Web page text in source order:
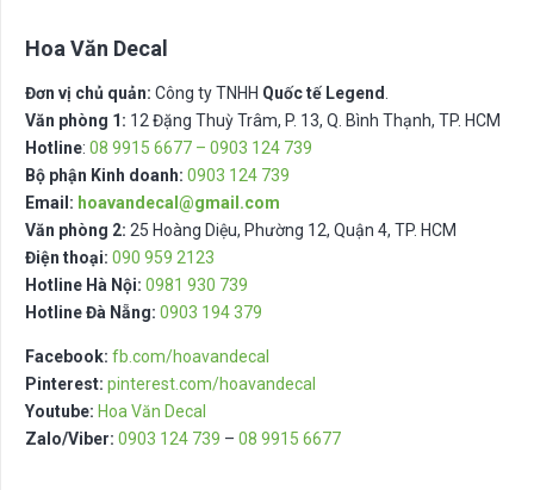
Hoa Văn Decal
Đơn vị chủ quản: Công ty TNHH Quốc tế Legend
Văn phòng 1: 12 Đặng Thuỳ Trâm, P. 13, Q. Bình Thạnh, TP. HCM
Hotline: 08 9915 6677 – 0903 124 739
Bộ phận Kinh doanh: 0903 124 739
Email: hoavandecal@gmail.com
Văn phòng 2: 25 Hoàng Diệu, Phường 12, Quận 4, TP. HCM
Điện thoại: 090 959 2123
Hotline Hà Nội: 0981 930 739
Hotline Đà Nẵng: 0903 194 379
Facebook: fb.com/hoavandecal
Pinterest: pinterest.com/hoavandecal
Youtube: Hoa Văn Decal
Zalo/Viber: 0903 124 739 – 08 9915 6677